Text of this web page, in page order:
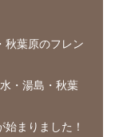
葉原のフレン
・湯島・秋葉
まりました！